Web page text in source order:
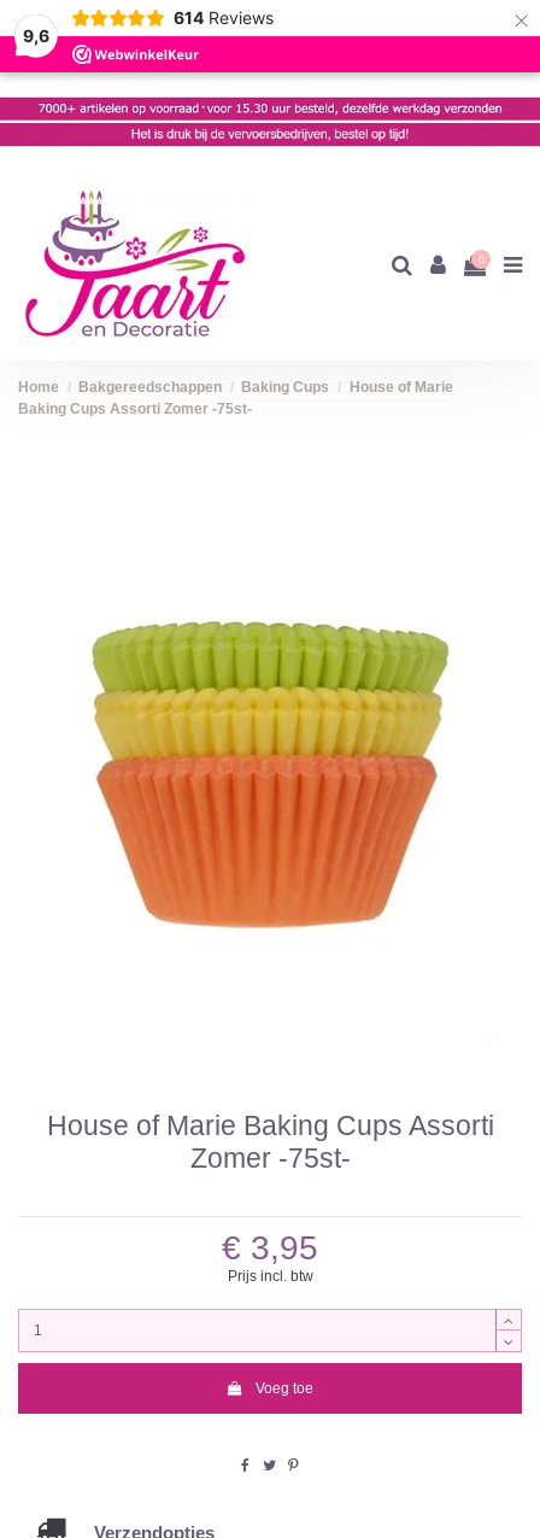
9,6
614 Reviews ×
0
Home Bakgereedschappen Baking Cups
House of Marie
Baking Cups Assorti Zomer -75st-
House of Marie Baking Cups Assorti
Zomer -75st-
€ 3,95
Prijs incl. btw
Voeg toe
Verzendopties